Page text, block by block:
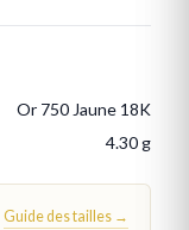
Or 750 Jaune 18K
4.30 g
Guide des tailles →